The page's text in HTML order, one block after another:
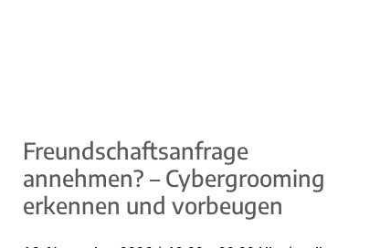
Freundschaftsanfrage
annehmen? – Cybergrooming
erkennen und vorbeugen